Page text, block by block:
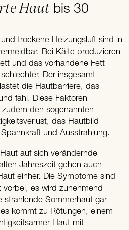
Hautbis 30
trockene Heizungsluft sind in
Bei Kälte produzieren
und das vorhandene Fett
Der insgesamt
die Hautbarriere, das
fahl. Diese Faktoren
den sogenannten
das Hautbild
und Ausstrahlung.
auf sich verändernde
Jahreszeit gehen auch
einher. Die Symptome sind
es wird zunehmend
strahlende Sommerhaut gar
kommt zu Rötungen, einem
Haut mit